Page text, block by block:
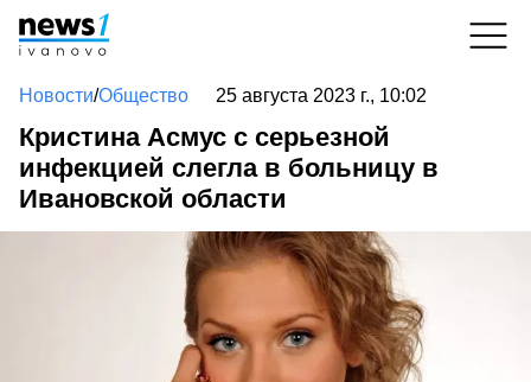
Новости/Общество 25 августа 2023 г., 10:02
Кристина Асмус с серьезной
инфекцией слегла в больницу в
Ивановской области